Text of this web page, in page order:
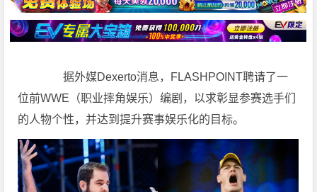
据外媒Dexerto消息，FLASHPOINT聘请了一
位前WWE（职业摔角娱乐）编剧，以求彰显参赛选手们
的人物个性，并达到提升赛事娱乐化的目标。